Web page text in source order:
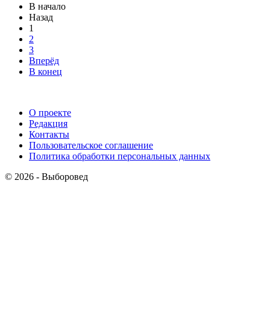
В начало
Назад
1
2
3
Вперёд
В конец
О проекте
Редакция
Контакты
Пользовательское соглашение
Политика обработки персональных данных
© 2026 - Выборовед